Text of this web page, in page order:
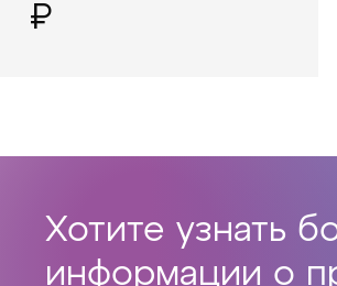
₽
Хотите узнать
информации о